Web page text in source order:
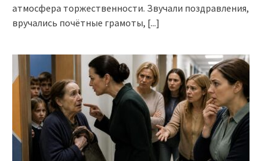
атмосфера торжественности. Звучали поздравления,
вручались почётные грамоты, [...]